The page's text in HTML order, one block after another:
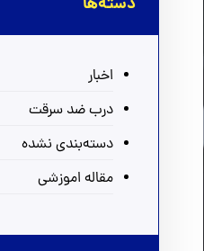
اخبار
درب ضد سرقت
دسته‌بندی نشده
مقاله اموزشی